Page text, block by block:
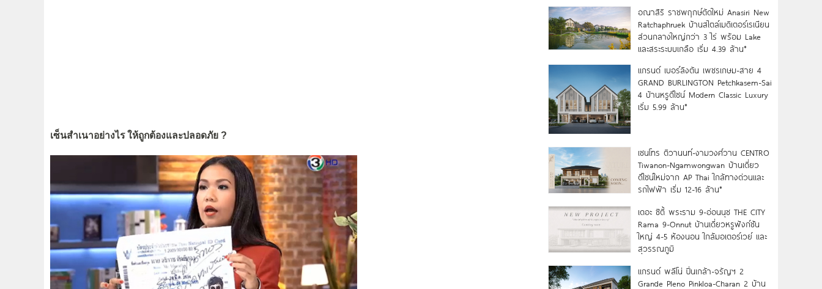
เซ็นสำเนาอย่างไร ให้ถูกต้องและปลอดภัย ?
อณาสิริ ราชพฤกษ์ตัดใหม่ Anasiri New
Ratchaphruek บ้านสไตล์เมดิเตอร์เรเนียน
ส่วนกลางใหญ่กว่า 3 ไร่ พร้อม Lake
และสระระบบเกลือ เริ่ม 4.39 ล้าน*
แกรนด์ เบอร์ลิงตัน เพชรเกษม-สาย 4
GRAND BURLINGTON Petchkasem-Sai
4 บ้านหรูดีไซน์ Modern Classic Luxury
เริ่ม 5.99 ล้าน*
เซนโทร ติวานนท์-งามวงศ์วาน CENTRO
Tiwanon-Ngamwongwan บ้านเดี่ยว
ดีไซน์ใหม่จาก AP Thai ใกล้ทางด่วนและ
รถไฟฟ้า เริ่ม 12-16 ล้าน*
เดอะ ซิตี้ พระราม 9-อ่อนนุช THE CITY
Rama 9-Onnut บ้านเดี่ยวหรูฟังก์ชัน
ใหญ่ 4-5 ห้องนอน ใกล้มอเตอร์เวย์ และ
สุวรรณภูมิ
แกรนด์ พลีโน่ ปิ่นเกล้า-จรัญฯ 2
Grande Pleno Pinkloa-Charan 2 บ้าน